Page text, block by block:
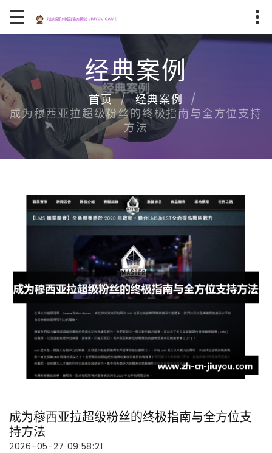
经典案例
首页
经典案例
成为穆西亚拉超级粉丝的终极指南与全方位支持
方法
成为穆西亚拉超级粉丝的终极指南与全方位支
持方法
2026-05-27 09:58:21